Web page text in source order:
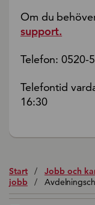
Om du
support.
Telefon: 0520-
Telefontid
16:30
Start / Jobb och
jobb
/